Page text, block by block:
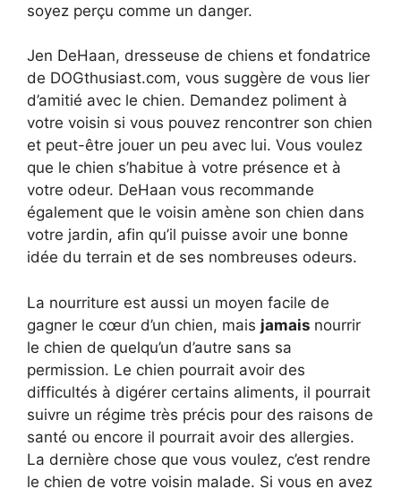
soyez perçu comme un danger.
Jen DeHaan, dresseuse de chiens et fondatrice
de DOGthusiast.com, vous suggère de vous lier
d’amitié avec le chien. Demandez poliment à
votre voisin si vous pouvez rencontrer son chien
et peut-être jouer un peu avec lui. Vous voulez
que le chien s’habitue à votre présence et à
votre odeur. DeHaan vous recommande
également que le voisin amène son chien dans
votre jardin, afin qu’il puisse avoir une bonne
idée du terrain et de ses nombreuses odeurs.
La nourriture est aussi un moyen facile de
gagner le cœur d’un chien, mais jamais nourrir
le chien de quelqu’un d’autre sans sa
permission. Le chien pourrait avoir des
difficultés à digérer certains aliments, il pourrait
suivre un régime très précis pour des raisons de
santé ou encore il pourrait avoir des allergies.
La dernière chose que vous voulez, c’est rendre
le chien de votre voisin malade. Si vous en avez